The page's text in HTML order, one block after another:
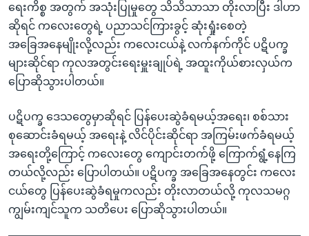
ရေးကိစ္စ အတွက် အသုံးပြုမှုတွေ သိသိသာသာ တိုးလာပြီး ဒါဟာ
ဆိုရင် ကလေးတွေရဲ့ ပညာသင်ကြားခွင့် ဆုံးရှုံးစေတဲ့
အခြေအနေမျိုးလို့လည်း ကလေးငယ်နဲ့ လက်နက်ကိုင် ပဋိပက္ခ
များဆိုင်ရာ ကုလအတွင်းရေးမှူးချုပ်ရဲ့ အထူးကိုယ်စားလှယ်က
ပြောဆိုသွားပါတယ်။
ပဋိပက္ခ ဒေသတွေမှာဆိုရင် ပြန်ပေးဆွဲခံရမယ့်အရေး၊ စစ်သား
စုဆောင်းခံရမယ့် အရေးနဲ့ လိင်ပိုင်းဆိုင်ရာ အကြမ်းဖက်ခံရမယ့်
အရေးတို့ကြောင့် ကလေးတွေ ကျောင်းတက်ဖို့ ကြောက်ရွံ့နေကြ
တယ်လို့လည်း ပြောပါတယ်။ ပဋိပက္ခ အခြေအနေတွင်း ကလေး
ငယ်တွေ ပြန်ပေးဆွဲခံရမှုကလည်း တိုးလာတယ်လို့ ကုလသမဂ္ဂ
ကျွမ်းကျင်သူက သတိပေး ပြောဆိုသွားပါတယ်။